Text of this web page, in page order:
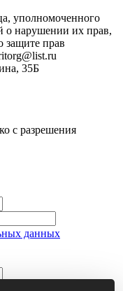
уполномоченного
о нарушении их прав,
защите прав
35Б
с разрешения
данных